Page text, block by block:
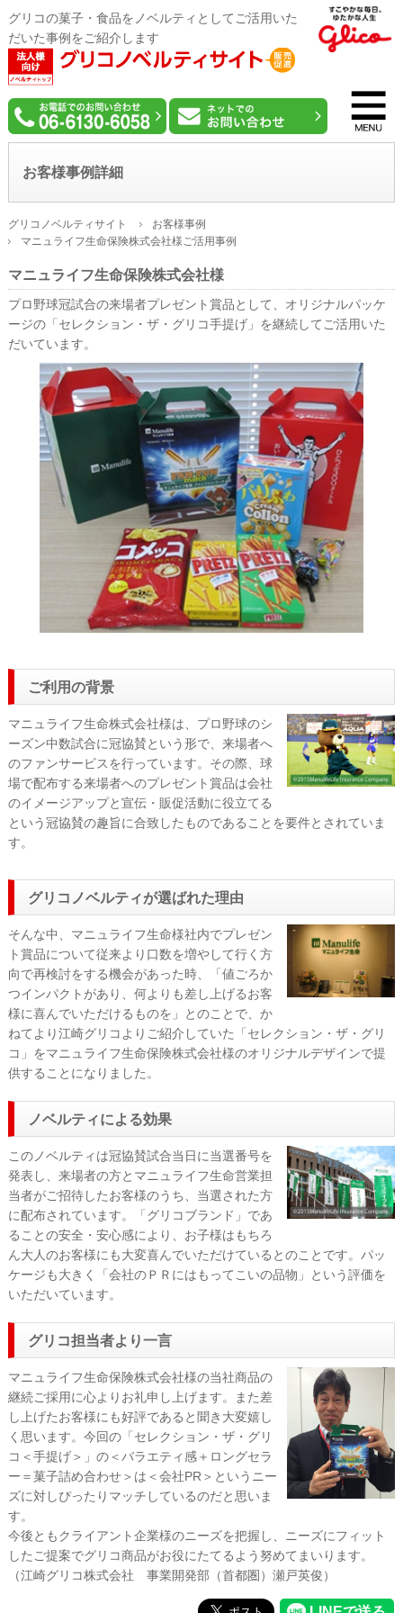
グリコの菓子・食品をノベルティとしてご活用いた
だいた事例をご紹介します
お客様事例詳細
グリコノベルティサイト
お客様事例
マニュライフ生命保険株式会社様ご活用事例
マニュライフ生命保険株式会社様
プロ野球冠試合の来場者プレゼント賞品として、オリジナルパッケ
ージの「セレクション・ザ・グリコ手提げ」を継続してご活用いた
だいています。
ご利用の背景
マニュライフ生命株式会社様は、プロ野球のシ
ーズン中数試合に冠協賛という形で、来場者へ
のファンサービスを行っています。その際、球
場で配布する来場者へのプレゼント賞品は会社
のイメージアップと宣伝・販促活動に役立てる
という冠協賛の趣旨に合致したものであることを要件とされていま
す。
グリコノベルティが選ばれた理由
そんな中、マニュライフ生命様社内でプレゼン
ト賞品について従来より口数を増やして行く方
向で再検討をする機会があった時、「値ごろか
つインパクトがあり、何よりも差し上げるお客
様に喜んでいただけるものを」とのことで、か
ねてより江崎グリコよりご紹介していた「セレクション・ザ・グリ
コ」をマニュライフ生命保険株式会社様のオリジナルデザインで提
供することになりました。
ノベルティによる効果
このノベルティは冠協賛試合当日に当選番号を
発表し、来場者の方とマニュライフ生命営業担
当者がご招待したお客様のうち、当選された方
に配布されています。「グリコブランド」であ
ることの安全・安心感により、お子様はもちろ
ん大人のお客様にも大変喜んでいただけているとのことです。パッ
ケージも大きく「会社のＰＲにはもってこいの品物」という評価を
いただいています。
グリコ担当者より一言
マニュライフ生命保険株式会社様の当社商品の
継続ご採用に心よりお礼申し上げます。また差
し上げたお客様にも好評であると聞き大変嬉し
く思います。今回の「セレクション・ザ・グリ
コ＜手提げ＞」の＜バラエティ感＋ロングセラ
ー＝菓子詰め合わせ＞は＜会社PR＞というニー
ズに対しぴったりマッチしているのだと思いま
す。
今後ともクライアント企業様のニーズを把握し、ニーズにフィット
したご提案でグリコ商品がお役にたてるよう努めてまいります。
（江崎グリコ株式会社 事業開発部（首都圏）瀬戸英俊）